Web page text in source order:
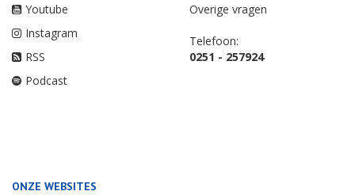
Youtube
Instagram
RSS
Podcast
Overige vragen
Telefoon:
0251 - 257924
ONZE WEBSITES